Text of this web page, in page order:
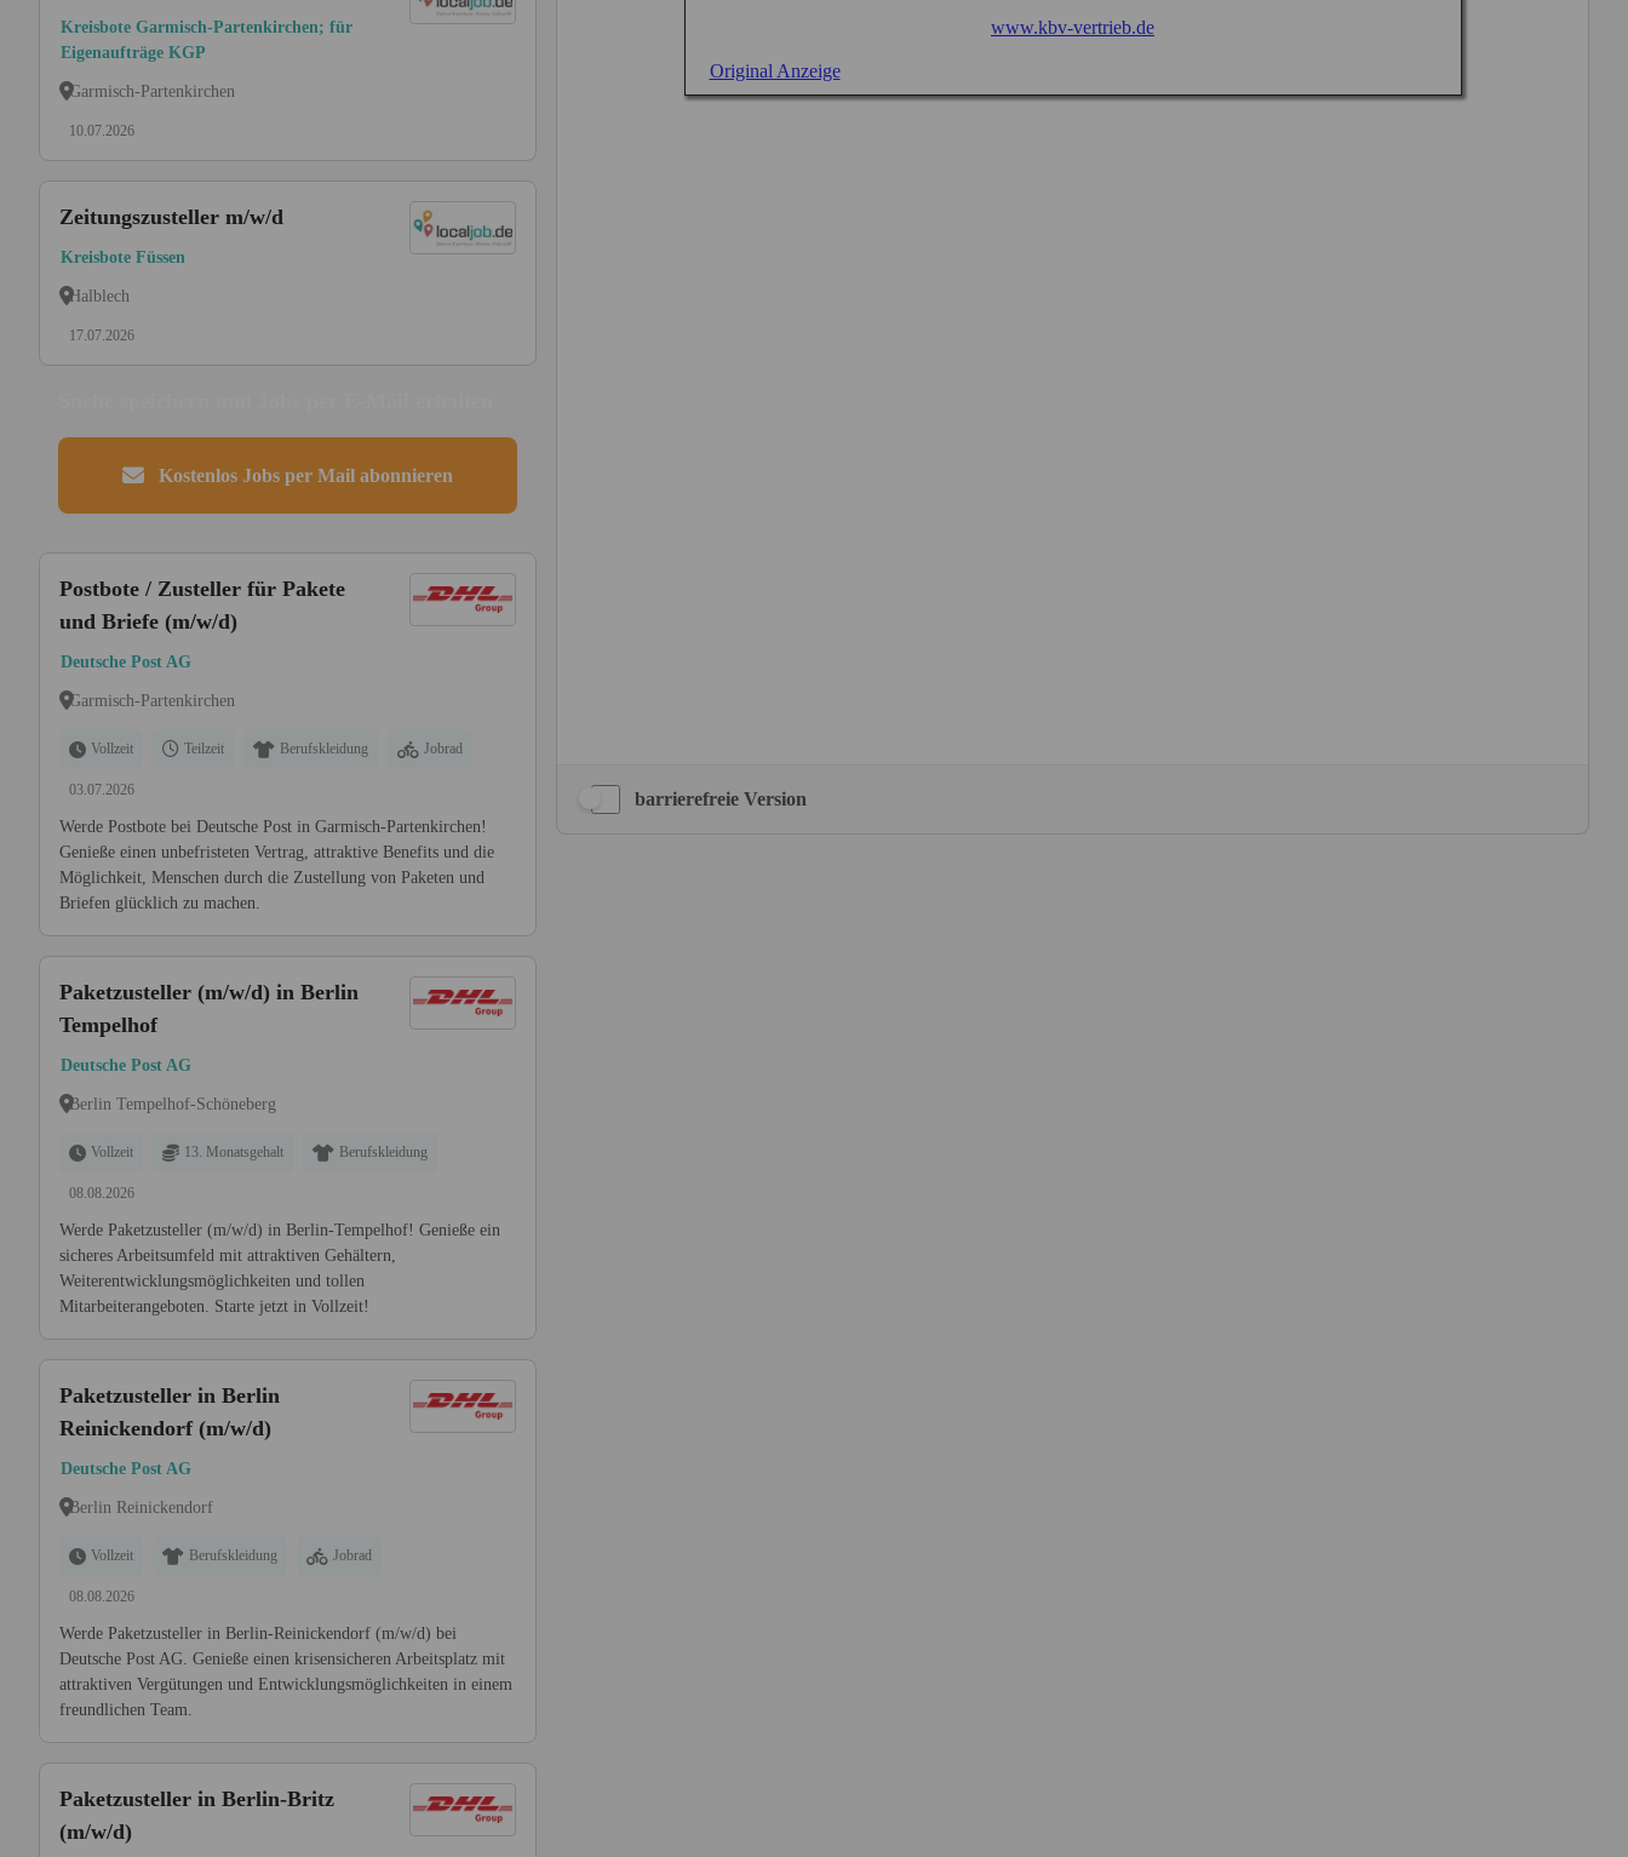
Kreisbote Garmisch-Partenkirchen; für
Eigenaufträge KGP
Garmisch-Partenkirchen
10.07.2026
Zeitungszusteller m/w/d
Kreisbote Füssen
Halblech
17.07.2026
Kostenlos Jobs per Mail abonnieren
Postbote / Zusteller für Pakete
und Briefe (m/w/d)
Deutsche Post AG
Garmisch-Partenkirchen
Vollzeit Teilzeit Berufskleidung Jobrad
03.07.2026
Werde Postbote bei Deutsche Post in Garmisch-Partenkirchen!
Genieße einen unbefristeten Vertrag, attraktive Benefits und die
Möglichkeit, Menschen durch die Zustellung von Paketen und
Briefen glücklich zu machen.
Paketzusteller (m/w/d) in Berlin
Tempelhof
Deutsche Post AG
Berlin Tempelhof-Schöneberg
Vollzeit 13. Monatsgehalt Berufskleidung
08.08.2026
Werde Paketzusteller (m/w/d) in Berlin-Tempelhof! Genieße ein
sicheres Arbeitsumfeld mit attraktiven Gehältern,
Weiterentwicklungsmöglichkeiten und tollen
Mitarbeiterangeboten. Starte jetzt in Vollzeit!
Paketzusteller in Berlin
Reinickendorf (m/w/d)
Deutsche Post AG
Berlin Reinickendorf
Vollzeit Berufskleidung Jobrad
08.08.2026
Werde Paketzusteller in Berlin-Reinickendorf (m/w/d) bei
Deutsche Post AG. Genieße einen krisensicheren Arbeitsplatz mit
attraktiven Vergütungen und Entwicklungsmöglichkeiten in einem
freundlichen Team.
Paketzusteller in Berlin-Britz
(m/w/d)
barrierefreie Version